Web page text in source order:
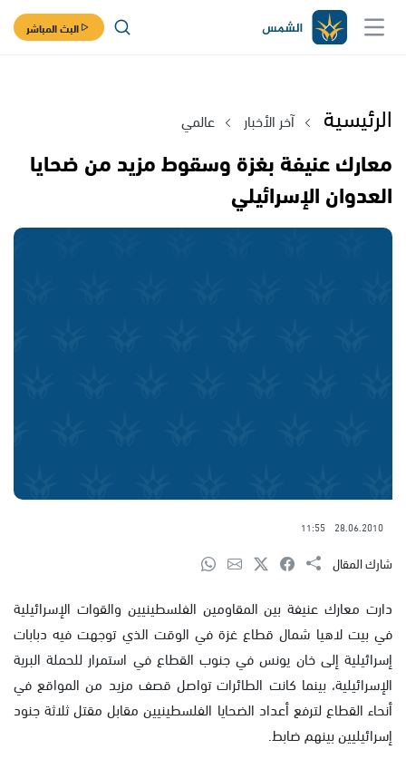
البث المباشر
الرئيسية آخر الأخبار عالمي
معارك عنيفة بغزة وسقوط مزيد من ضحايا
العدوان الإسرائيلي
28.06.2010
11:55
شارك المقال
دارت معارك عنيفة بين المقاومين الفلسطينيين والقوات الإسرائيلية
في بيت لاهيا شمال قطاع غزة في الوقت الذي توجهت فيه دبابات
إسرائيلية إلى خان يونس في جنوب القطاع في استمرار للحملة البرية
الإسرائيلية، بينما كانت الطائرات تواصل قصف مزيد من المواقع في
أنحاء القطاع لترفع أعداد الضحايا الفلسطينيين مقابل مقتل ثلاثة جنود
إسرائيليين بينهم ضابط.